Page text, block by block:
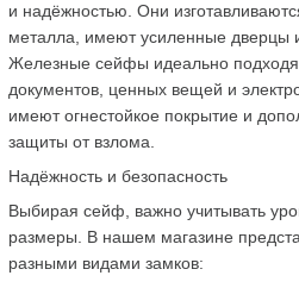
и надёжностью. Они
металла, имеют усиленные дверцы
Железные сейфы идеально
документов, ценных вещей и
имеют огнестойкое покрытие и
защиты от взлома.
Надёжность и безопасность
Выбирая сейф, важно учитывать
размеры. В нашем магазине
разными видами замков: